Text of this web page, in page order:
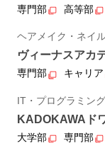
専門部 高等部
ヘアメイク・ネイ
ヴィーナスアカ
専門部 キャリア
IT・プログラミン
KADOKAWAド
大学部 専門部